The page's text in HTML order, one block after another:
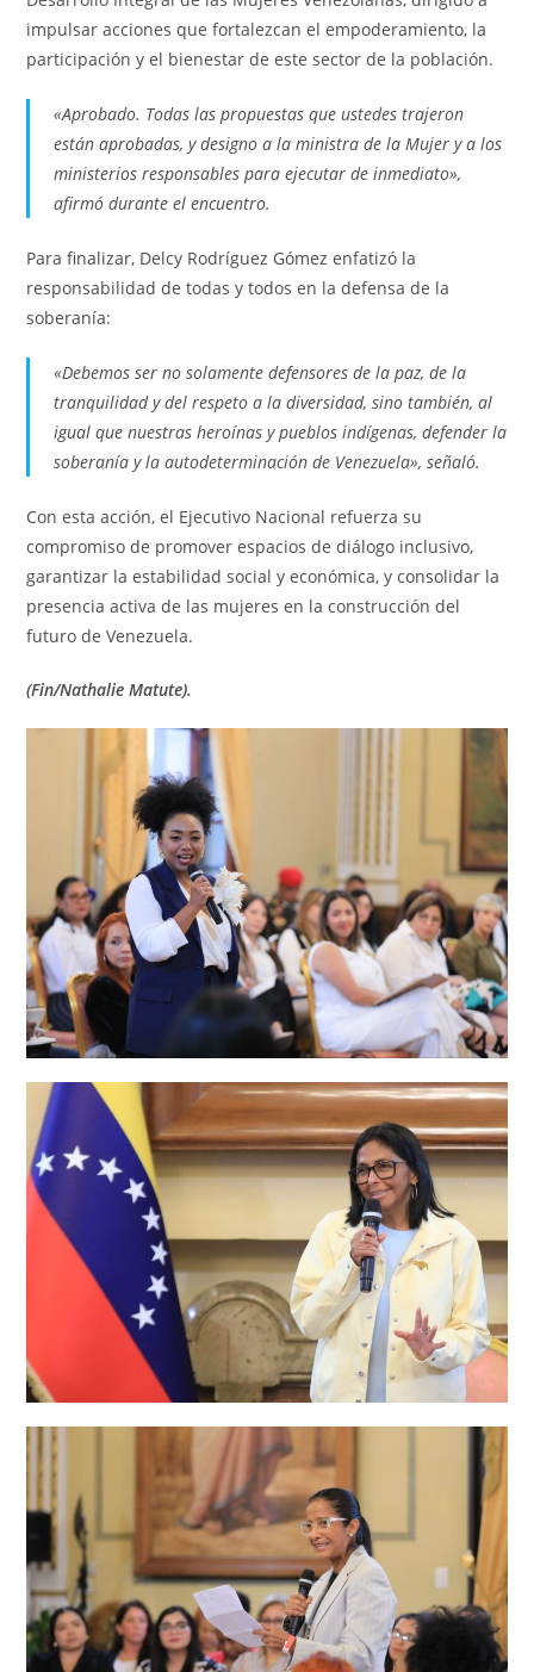
impulsar acciones que fortalezcan el empoderamiento, la
participación y el bienestar de este sector de la población.
«Aprobado. Todas las propuestas que ustedes trajeron
están aprobadas, y designo a la ministra de la Mujer y a los
ministerios responsables para ejecutar de inmediato»,
afirmó durante el encuentro.
Para finalizar, Delcy Rodríguez Gómez enfatizó la
responsabilidad de todas y todos en la defensa de la
soberanía:
«Debemos ser no solamente defensores de la paz, de la
tranquilidad y del respeto a la diversidad, sino también, al
igual que nuestras heroínas y pueblos indígenas, defender la
soberanía y la autodeterminación de Venezuela», señaló.
Con esta acción, el Ejecutivo Nacional refuerza su
compromiso de promover espacios de diálogo inclusivo,
garantizar la estabilidad social y económica, y consolidar la
presencia activa de las mujeres en la construcción del
futuro de Venezuela.
(Fin/Nathalie Matute).